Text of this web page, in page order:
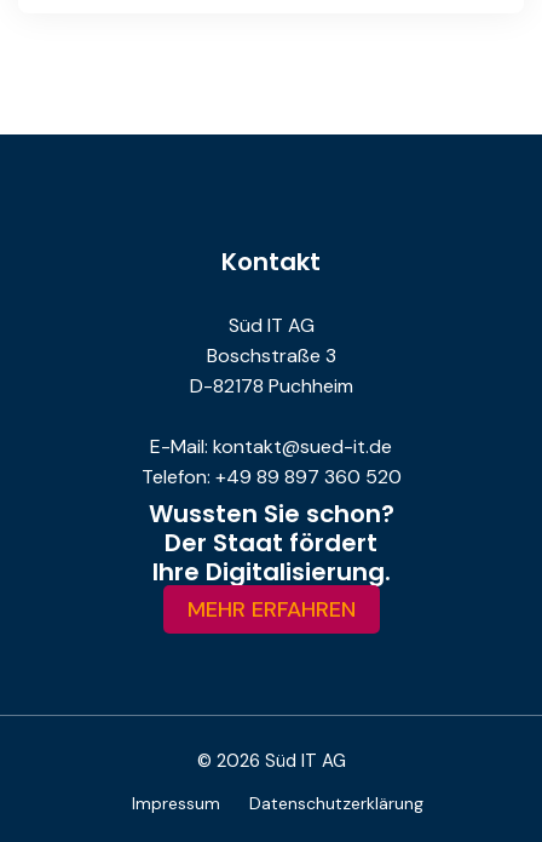
Kontakt
Süd IT AG
Boschstraße 3
D-82178 Puchheim
E-Mail: kontakt@sued-it.de
Telefon: +49 89 897 360 520
Wussten Sie schon?
Der Staat fördert
Ihre Digitalisierung.
MEHR ERFAHREN
© 2026 Süd IT AG
Impressum Datenschutzerklärung